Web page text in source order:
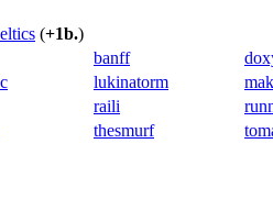
(+1b.)
banff
lukinatorm
raili
thesmurf